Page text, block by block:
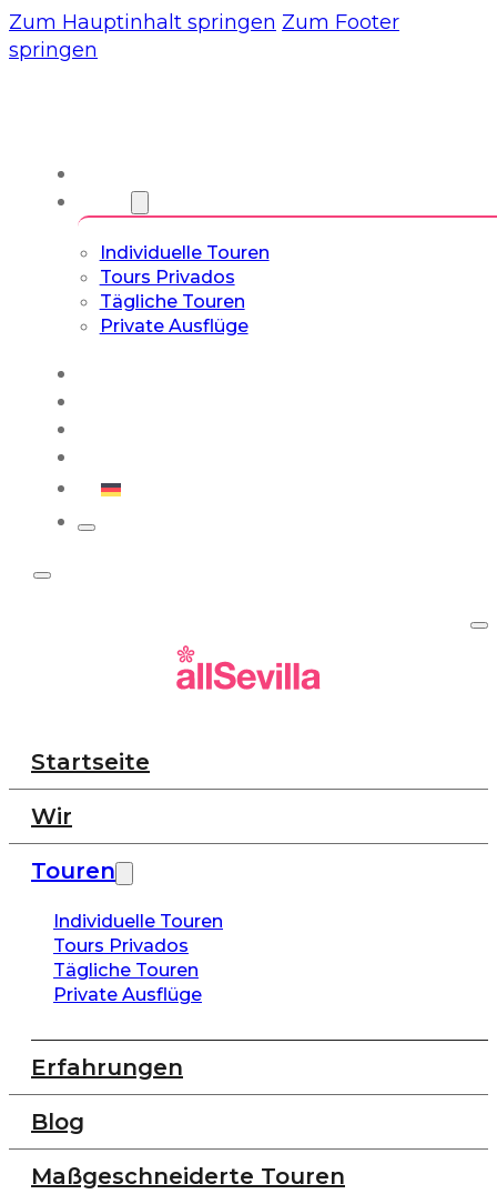
Zum Hauptinhalt springen Zum Footer
springen
Individuelle Touren
Tours Privados
Tägliche Touren
Private Ausflüge
Startseite
Wir
Touren
Individuelle Touren
Tours Privados
Tägliche Touren
Private Ausflüge
Erfahrungen
Blog
Maßgeschneiderte Touren